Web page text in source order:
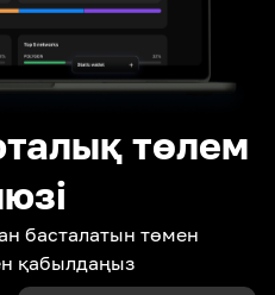
төлем
басталатын төмен
қабылдаңыз